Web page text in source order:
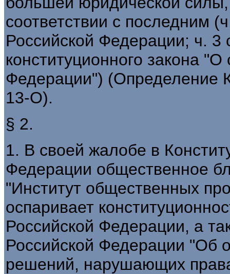
соответствии с последним
Российской Федерации; ч. 3
конституционного закона
Федерации") (Определение
13-О).
§ 2.
1. В своей жалобе в
Федерации общественное
"Институт общественных
оспаривает
Российской Федерации, а
Российской Федерации "Об
решений, нарушающих